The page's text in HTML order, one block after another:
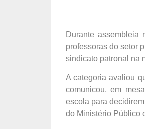
Durante assembleia
professoras do setor
sindicato patronal na
A categoria avaliou
comunicou, em
escola para
do Ministério Público